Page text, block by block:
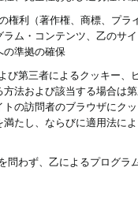
権利（著作権、商標、プ
ム・コンテンツ、乙のサ
の準拠の確保
び第三者によるクッキー
法および該当する場合は
の訪問者のブラウザにク
たし、ならびに適用法に
問わず、乙によるプログ